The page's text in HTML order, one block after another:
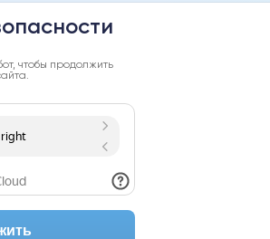
чтобы продолжить